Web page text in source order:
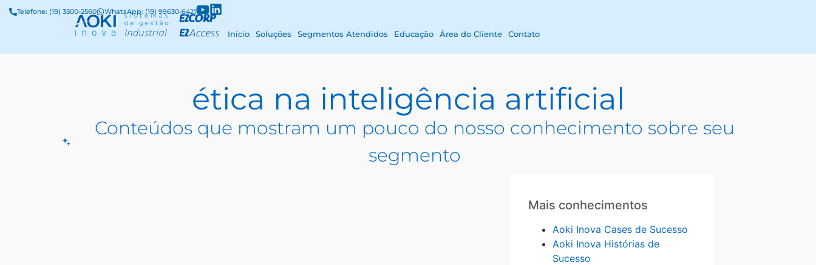
Telefone: (19) 3500-2560 WhatsApp: (19) 99630-6421
Início Soluções Segmentos Atendidos Educação Área do Cliente Contato
ética na inteligência artificial
Conteúdos que mostram um pouco do nosso conhecimento sobre seu
segmento
Mais conhecimentos
Aoki Inova Cases de Sucesso
Aoki Inova Histórias de
Sucesso